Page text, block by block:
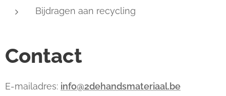
Bijdragen aan recycling
Contact
E-mailadres: info@2dehandsmateriaal.be